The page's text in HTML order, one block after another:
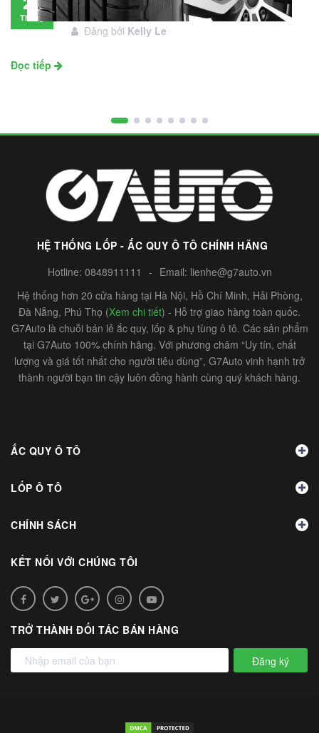
Tháng
đầu tư không?
Đăng bởi Kelly Le
Đọc tiếp
HỆ THỐNG LỐP - ẮC QUY Ô TÔ CHÍNH HÃNG
Hotline: 0848911111 - Email: lienhe@g7auto.vn
Hệ thống hơn 20 cửa hàng tại Hà Nội, Hồ Chí Minh, Hải Phòng,
Đà Nẵng, Phú Thọ (Xem chi tiết) - Hỗ trợ giao hàng toàn quốc.
G7Auto là chuỗi bán lẻ ắc quy, lốp & phụ tùng ô tô. Các sản phẩm
tại G7Auto 100% chính hãng. Với phương châm “Uy tín, chất
lượng và giá tốt nhất cho người tiêu dùng”, G7Auto vinh hạnh trở
thành người bạn tin cậy luôn đồng hành cùng quý khách hàng.
ẮC QUY Ô TÔ
LỐP Ô TÔ
CHÍNH SÁCH
KẾT NỐI VỚI CHÚNG TÔI
TRỞ THÀNH ĐỐI TÁC BÁN HÀNG
Đăng ký